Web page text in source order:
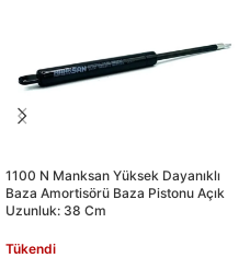
1100 N Manksan Yüksek Dayanıklı
Baza Amortisörü Baza Pistonu Açık
Uzunluk: 38 Cm
Tükendi